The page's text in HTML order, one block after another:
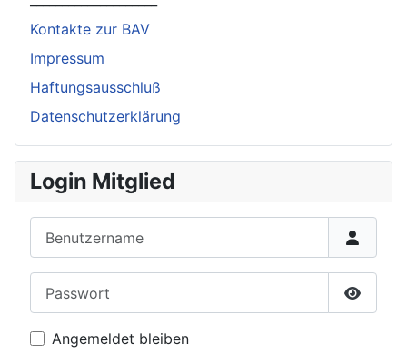
Kontakte zur BAV
Impressum
Haftungsausschluß
Datenschutzerklärung
Login Mitglied
Angemeldet bleiben